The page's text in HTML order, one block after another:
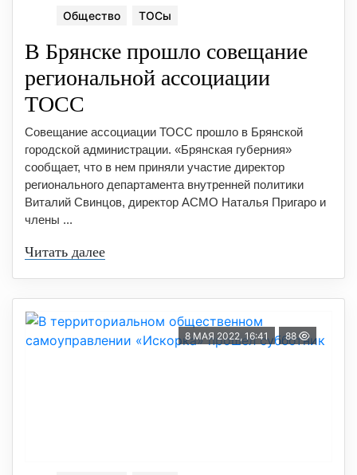
Общество ТОСы
В Брянске прошло совещание
региональной ассоциации
ТОСС
Совещание ассоциации ТОСС прошло в Брянской
городской администрации. «Брянская губерния»
сообщает, что в нем приняли участие директор
регионального департамента внутренней политики
Виталий Свинцов, директор АСМО Наталья Пригаро и
члены ...
Читать далее
8 МАЯ 2022, 16:41 88